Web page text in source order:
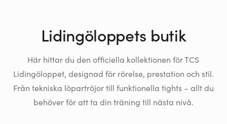
Lidingöloppets butik
Här hittar du den officiella kollektionen för TCS
Lidingöloppet, designad för rörelse, prestation och stil.
Från tekniska löpartröjor till funktionella tights – allt du
behöver för att ta din träning till nästa nivå.